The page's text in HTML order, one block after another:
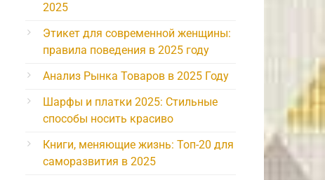
2025
Этикет для современной женщины:
правила поведения в 2025 году
Анализ Рынка Товаров в 2025 Году
Шарфы и платки 2025: Стильные
способы носить красиво
Книги, меняющие жизнь: Топ-20 для
саморазвития в 2025